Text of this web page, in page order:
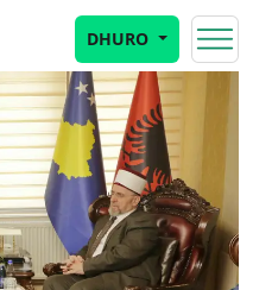
DHURO